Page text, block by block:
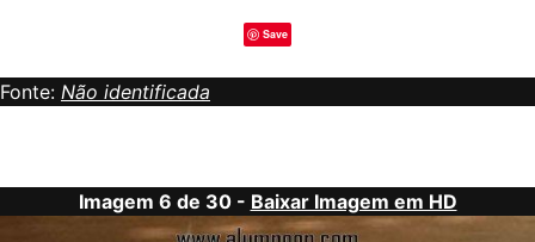
Save
Fonte: Não identificada
Imagem 6 de 30 - Baixar Imagem em HD